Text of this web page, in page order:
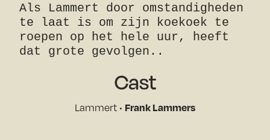
Als Lammert door omstandigheden
te laat is om zijn koekoek te
roepen op het hele uur, heeft
dat grote gevolgen..
Cast
Lammert • Frank Lammers